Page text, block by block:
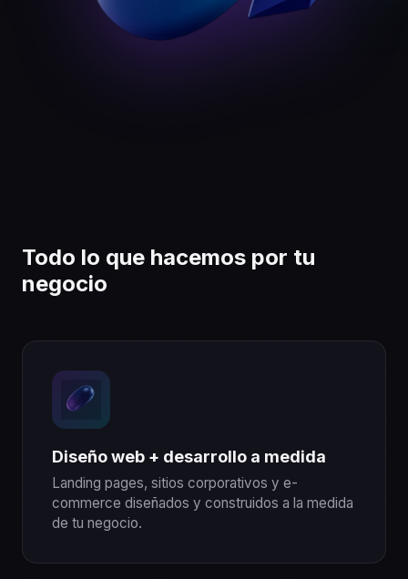
Todo lo que hacemos por tu
negocio
Diseño web + desarrollo a medida
Landing pages, sitios corporativos y e-
commerce diseñados y construidos a la medida
de tu negocio.